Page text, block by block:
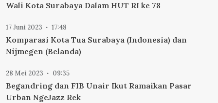
Wali Kota Surabaya Dalam HUT RI ke 78
17 Juni 2023 17:48
Komparasi Kota Tua Surabaya (Indonesia) dan
Nijmegen (Belanda)
28 Mei 2023 09:35
Begandring dan FIB Unair Ikut Ramaikan Pasar
Urban NgeJazz Rek